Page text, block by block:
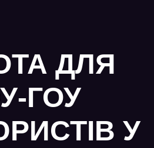
ДЛЯ
ГОУ
У